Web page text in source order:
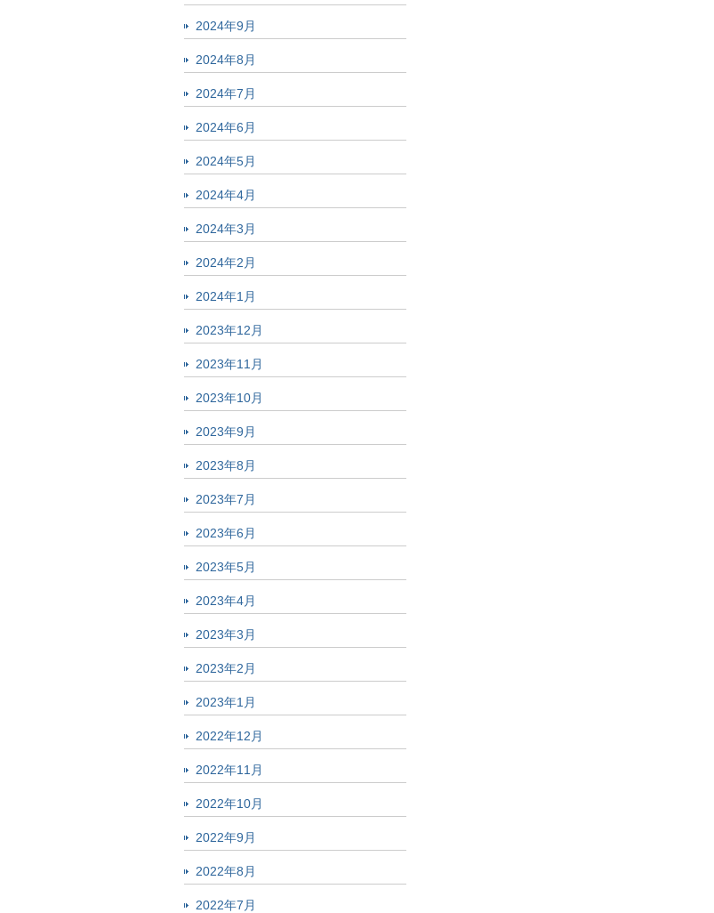
2024年9月
2024年8月
2024年7月
2024年6月
2024年5月
2024年4月
2024年3月
2024年2月
2024年1月
2023年12月
2023年11月
2023年10月
2023年9月
2023年8月
2023年7月
2023年6月
2023年5月
2023年4月
2023年3月
2023年2月
2023年1月
2022年12月
2022年11月
2022年10月
2022年9月
2022年8月
2022年7月